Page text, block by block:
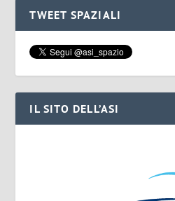
TWEET SPAZIALI
IL SITO DELL’ASI